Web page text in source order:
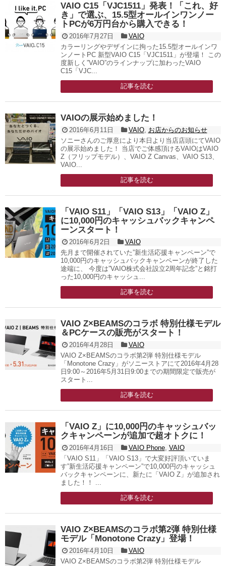
VAIO C15「VJC1511」発表！「これ、好
き」で選ぶ、15.5型オールインワンノー
トPCが6万円台から購入できる！
2016年7月27日
VAIO
カラーリングやデザインに拘った15.5型オールインワ
ンノートPC 新型VAIO C15「VJC1511」が登場！ この
度新しく”VAIO”のラインナップに加わったVAIO
C15「VJC...
記事を読む
VAIOの展示始めました！
2016年6月11日 VAIO, お店からのお知らせ
ソニーさんのご厚意により本日より当店店頭にてVAIO
の展示始めました！ 当店でご体感頂けるVAIOはVAIO
Z（フリップモデル）、VAIO Z Canvas、VAIO S13、
VAIO...
記事を読む
「VAIO S11」「VAIO S13」「VAIO Z」
に10,000円のキャッシュバックキャンペ
ーンスタート！
2016年6月2日
VAIO
先月まで開催されていた”新生活応援キャンペーン”で
10,000円のキャッシュバックキャンペーンが終了した
途端に、 今度は”VAIO株式会社設立2周年記念”と銘打
った10,000円のキャッシュ...
記事を読む
VAIO Z×BEAMSのコラボ 特別仕様モデル
＆PCケースの販売がスタート！
2016年4月28日
VAIO
VAIO Z×BEAMSのコラボ第2弾 特別仕様モデル
「Monotone Crazy」がソニーストアにて2016年4月28
日9:00～2016年5月31日9:00までの期間限定で販売が
スタート...
記事を読む
「VAIO Z」に10,000円のキャッシュバッ
クキャンペーンが追加で超オトクに！
2016年4月16日 VAIO Phone, VAIO
「VAIO S11」「VAIO S13」で大変好評頂いていま
す”新生活応援キャンペーン”で10,000円のキャッシュ
バックキャンペーンに、新たに「VAIO Z」が追加され
ました！！ ...
記事を読む
VAIO Z×BEAMSのコラボ第2弾 特別仕様
モデル「Monotone Crazy」登場！
2016年4月10日
VAIO
VAIO Z×BEAMSのコラボ第2弾 特別仕様モデル